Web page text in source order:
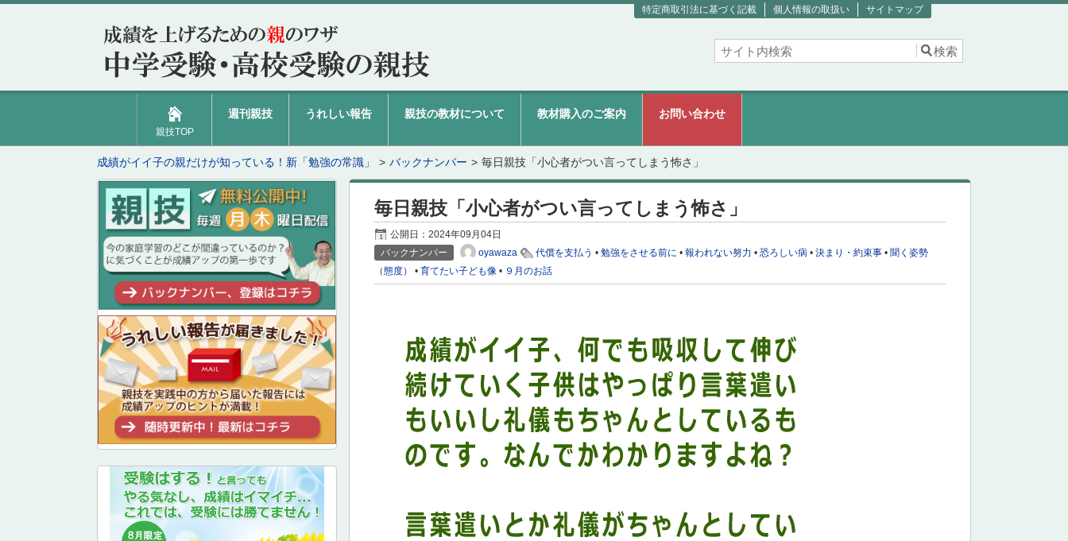
サイトマップ
個人情報の取扱い
特定商取引法に基づく記載
親技TOP
週刊親技 うれしい報告 親技の教材について 教材購入のご案内 お問い合わせ
成績がイイ子の親だけが知っている！新「勉強の常識」 バックナンバー 毎日親技「小心者がつい言ってしまう怖さ」
毎日親技「小心者がつい言ってしまう怖さ」
公開日：2024年09月04日
バックナンバー
oyawaza 代償を支払う •勉強をさせる前に •報われない努力 •恐ろしい病 •決まり・約束事 • 聞く姿勢
（態度）
•育てたい子ども像 • ９月のお話